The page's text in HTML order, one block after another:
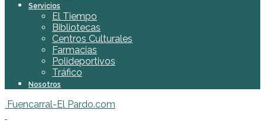
Servicios
El Tiempo
Bibliotecas
Centros Culturales
Farmacias
Polideportivos
Tráfico
Nosotros
Fuencarral-El Pardo.com